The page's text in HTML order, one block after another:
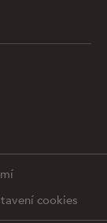
a
zajištění
a
cookies
cookies